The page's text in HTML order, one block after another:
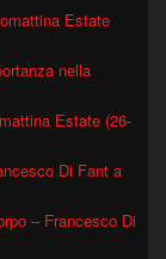
Estate
nella
Estate (26-
Di Fant a
– Francesco Di